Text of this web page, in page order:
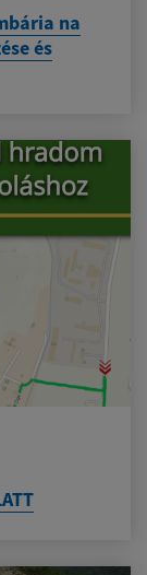
na
és